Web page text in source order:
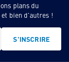
plans du
bien d'autres !
S'INSCRIRE